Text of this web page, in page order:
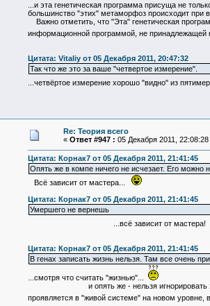
...и эта генетическая программа присуща не
большинство "этих" метаморфоз происходит при
Важно отметить, что "Эта" генетическая
информационной программой, не принадлежащей
Цитата: Vitaliy от 05 Декабря 2011, 20:47:32
Так что же это за ваше "четвертое измерение".
...четвёртое измерение хорошо "видно" из
Re: Теория всего
« Ответ #947 : 05 Декабря 2011, 22:08:28
Цитата: Корнак7 от 05 Декабря 2011, 21:41:45
Опять же в компе ничего не исчезает. Его можно
Всё зависит от мастера...
Цитата: Корнак7 от 05 Декабря 2011, 21:41:45
Умершего не вернешь
...всё зависит от
Цитата: Корнак7 от 05 Декабря 2011, 21:41:45
В генах записать жизнь нельзя. Там все очень
...смотря что считать "жизнью"...
и опять же - нельзя игнорировать
проявляется в "живой системе" на новом уровне,